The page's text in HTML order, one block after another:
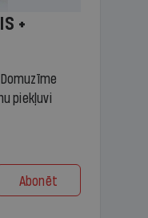
+
piekļuvi
Abonēt